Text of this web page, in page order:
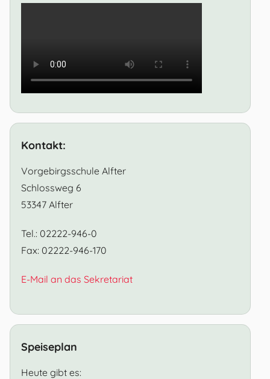
Kontakt:
Vorgebirgsschule Alfter
Schlossweg 6
53347 Alfter
Tel.: 02222-946-0
Fax: 02222-946-170
E-Mail an das Sekretariat
Speiseplan
Heute gibt es: